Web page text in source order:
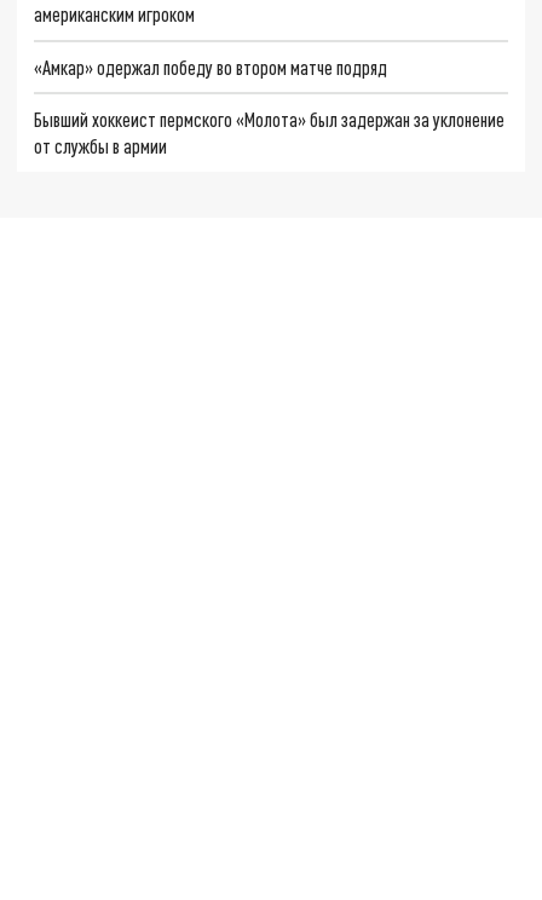
американским игроком
«Амкар» одержал победу во втором матче подряд
Бывший хоккеист пермского «Молота» был задержан за уклонение
от службы в армии